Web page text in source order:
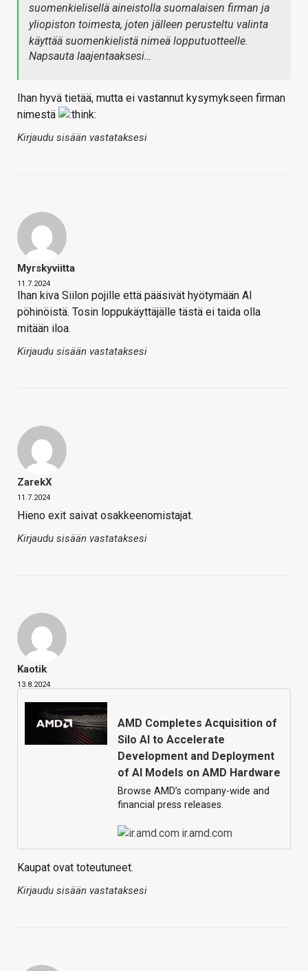
suomenkielisellä aineistolla suomalaisen firman ja
yliopiston toimesta, joten jälleen perusteltu valinta
käyttää suomenkielistä nimeä lopputuotteelle.
Napsauta laajentaaksesi…
Ihan hyvä tietää, mutta ei vastannut kysymykseen firman
nimestä
Kirjaudu sisään vastataksesi
Myrskyviitta
11.7.2024
Ihan kiva Siilon pojille että pääsivät hyötymään AI
pöhinöistä. Tosin loppukäyttäjälle tästä ei taida olla
mitään iloa.
Kirjaudu sisään vastataksesi
ZarekX
11.7.2024
Hieno exit saivat osakkeenomistajat.
Kirjaudu sisään vastataksesi
Kaotik
13.8.2024
AMD Completes Acquisition of
Silo AI to Accelerate
Development and Deployment
of AI Models on AMD Hardware
Browse AMD’s company-wide and
financial press releases.
ir.amd.com
Kaupat ovat toteutuneet.
Kirjaudu sisään vastataksesi